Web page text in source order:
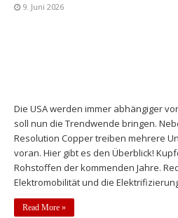
9. Juni 2026
Die USA werden immer abhängiger
soll nun die Trendwende bringen.
Resolution Copper treiben mehrere
voran. Hier gibt es den Überblick!
Rohstoffen der kommenden Jahre.
Elektromobilität und die
Read More »